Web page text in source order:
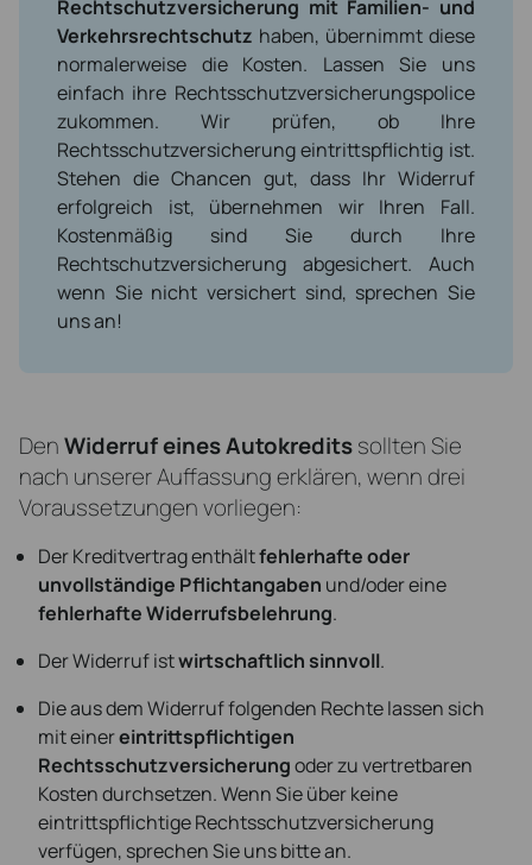
Rechtschutzversicherung mit Familien- und
Verkehrsrechtschutz haben, übernimmt diese
normalerweise die Kosten. Lassen Sie uns
einfach ihre Rechtsschutzversicherungspolice
zukommen. Wir prüfen, ob Ihre
Rechtsschutzversicherung eintrittspflichtig ist.
Stehen die Chancen gut, dass Ihr Widerruf
erfolgreich ist, übernehmen wir Ihren Fall.
Kostenmäßig sind Sie durch Ihre
Rechtschutzversicherung abgesichert. Auch
wenn Sie nicht versichert sind, sprechen Sie
uns an!
DenWiderruf eines Autokreditssollten Sie
nach unserer Auffassung erklären, wenn drei
Voraussetzungen vorliegen:
Der Kreditvertrag enthältfehlerhafte oder
unvollständige Pflichtangaben und/oder eine
fehlerhafte Widerrufsbelehrung.
Der Widerruf istwirtschaftlich sinnvoll.
Die aus dem Widerruf folgenden Rechte lassen sich
mit einereintrittspflichtigen
Rechtsschutzversicherungoder zu vertretbaren
Kosten durchsetzen. Wenn Sie über keine
eintrittspflichtige Rechtsschutzversicherung
verfügen, sprechen Sie uns bitte an.